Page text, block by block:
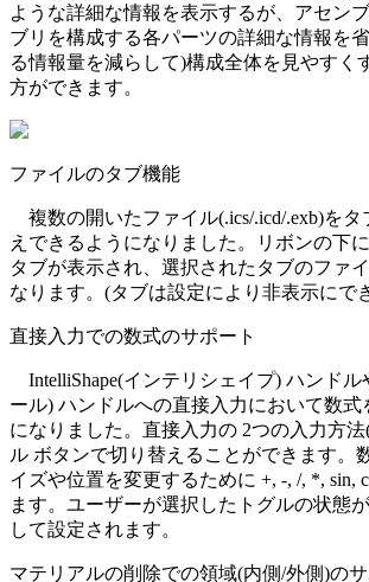
ような詳細な情報を表示するが、アセン
ブリを構成する各パーツの詳細な情報を
る情報量を減らして)構成全体を見やすく
方ができます。
ファイルのタブ機能
複数の開いたファイル(.ics/.icd/.exb)を
えできるようになりました。リボンの下
タブが表示され、選択されたタブのファ
なります。(タブは設定により非表示にで
直接入力での数式のサポート
IntelliShape(インテリシェイプ) ハンドル
ール) ハンドルへの直接入力において数式
になりました。直接入力の 2つの入力方
ル ボタンで切り替えることができます。
イズや位置を変更するために +, -, /, *, sin,
ます。ユーザーが選択したトグルの状態
して設定されます。
マテリアルの削除での領域(内側/外側)の